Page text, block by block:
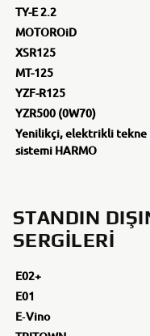
TY-E 2.2
MOTOROiD
XSR125
MT-125
YZF-R125
YZR500 (0W70)
Yenilikçi, elektrikli tekne
sistemi HARMO
STANDIN
SERGILERI
E02+
E01
E‐Vino